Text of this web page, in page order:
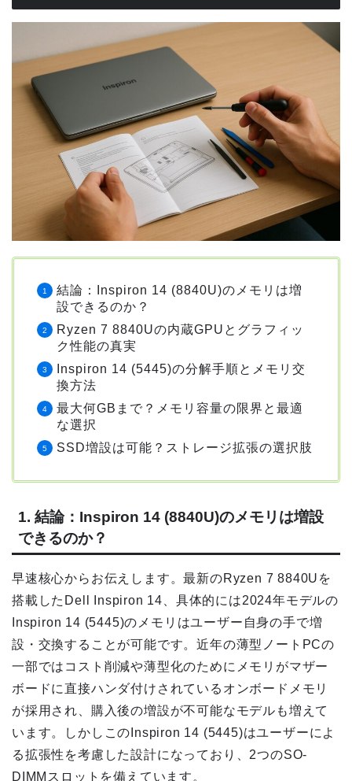
結論：Inspiron 14 (8840U)のメモリは増
設できるのか？
Ryzen 7 8840Uの内蔵GPUとグラフィッ
ク性能の真実
Inspiron 14 (5445)の分解手順とメモリ交
換方法
最大何GBまで？メモリ容量の限界と最適
な選択
SSD増設は可能？ストレージ拡張の選択肢
1. 結論：Inspiron 14 (8840U)のメモリは増設
できるのか？
早速核心からお伝えします。最新のRyzen 7 8840Uを
搭載したDell Inspiron 14、具体的には2024年モデルの
Inspiron 14 (5445)のメモリはユーザー自身の手で増
設・交換することが可能です。近年の薄型ノートPCの
一部ではコスト削減や薄型化のためにメモリがマザー
ボードに直接ハンダ付けされているオンボードメモリ
が採用され、購入後の増設が不可能なモデルも増えて
います。しかしこのInspiron 14 (5445)はユーザーによ
る拡張性を考慮した設計になっており、2つのSO-
DIMMスロットを備えています。